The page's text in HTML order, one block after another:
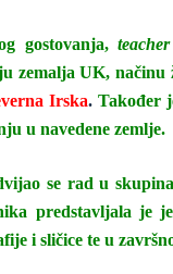
gostovanja,teacher
zemalja UK,
Irska.Također
u navedene zemlje.
se rad u
predstavljala je
i sličice te u